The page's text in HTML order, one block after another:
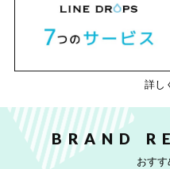
詳し
BRAND
おす